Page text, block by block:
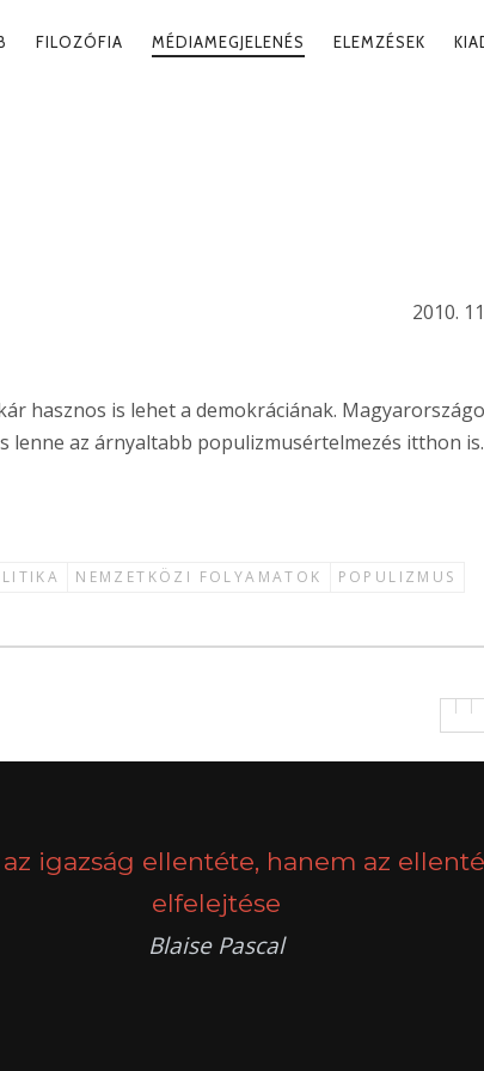
FILOZÓFIA MÉDIAMEGJELENÉS ELEMZÉSEK
2010.
hasznos is lehet a demokráciának.
az árnyaltabb populizmusértelmezés itthon is.
NEMZETKÖZI FOLYAMATOK POPULIZMUS
igazság ellentéte, hanem az
elfelejtése
Blaise Pascal